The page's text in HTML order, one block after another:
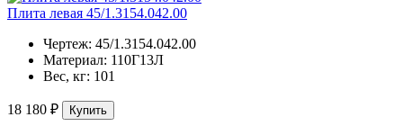
Плита левая 45/1.3154.042.00
Чертеж: 45/1.3154.042.00
Материал: 110Г13Л
Вес, кг: 101
18 180 ₽ Купить